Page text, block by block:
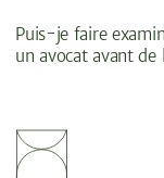
Puis-je faire
un avocat avant de